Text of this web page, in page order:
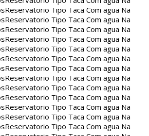
Reservatorio Tipo Taca Com agua Na
Reservatorio Tipo Taca Com agua Na
Reservatorio Tipo Taca Com agua Na
Reservatorio Tipo Taca Com agua Na
Reservatorio Tipo Taca Com agua Na
Reservatorio Tipo Taca Com agua Na
Reservatorio Tipo Taca Com agua Na
Reservatorio Tipo Taca Com agua Na
Reservatorio Tipo Taca Com agua Na
Reservatorio Tipo Taca Com agua Na
Reservatorio Tipo Taca Com agua Na
Reservatorio Tipo Taca Com agua Na
Reservatorio Tipo Taca Com agua Na